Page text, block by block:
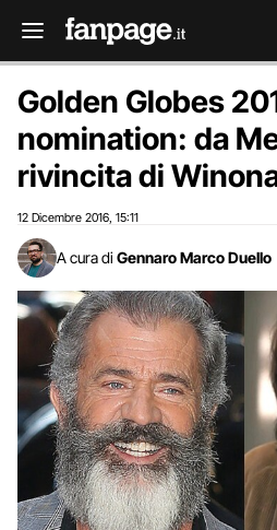
Golden Globes
nomination: da
rivincita di
12 Dicembre 2016 15:11
A cura di Gennaro Marco Duello